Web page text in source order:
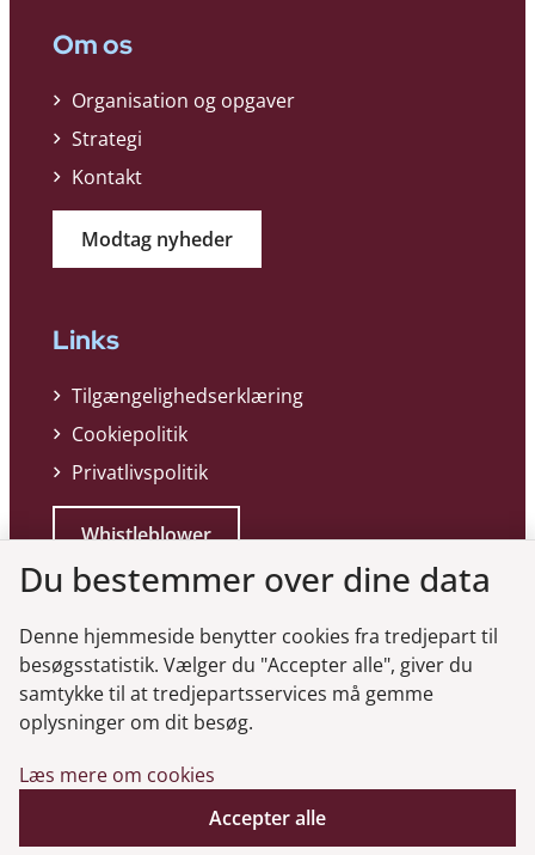
Om os
Organisation og opgaver
Strategi
Kontakt
Modtag nyheder
Links
Tilgængelighedserklæring
Cookiepolitik
Privatlivspolitik
Whistleblower
Genveje
Gå til virksomhedsregisteret
Gå til selskabsmeddelelser
Du bestemmer over dine data
Denne hjemmeside benytter cookies fra tredjepart til
besøgsstatistik. Vælger du "Accepter alle", giver du
samtykke til at tredjepartsservices må gemme
oplysninger om dit besøg.
Læs mere om cookies
Accepter alle